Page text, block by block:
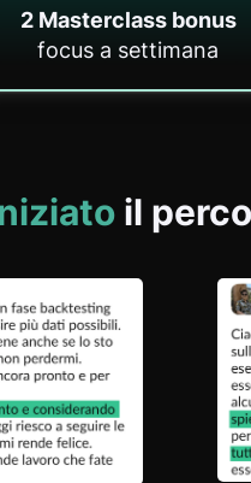
2 Masterclass bonus
focus a settimana
il